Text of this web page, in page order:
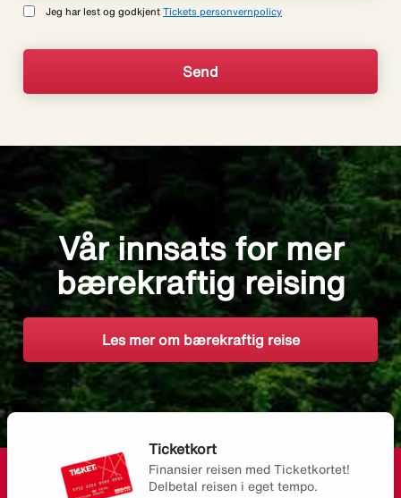
Jeg har lest og godkjent Tickets personvernpolicy
Vår innsats for mer
bærekraftig reising
Les mer om bærekraftig reise
Ticketkort
Finansier reisen med Ticketkortet!
Delbetal reisen i eget tempo.